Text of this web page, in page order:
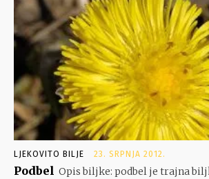
LJEKOVITO BILJE 23. SRPNJA 2012.
Podbel Opis biljke: podbel je trajna